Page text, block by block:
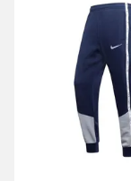
Opent een